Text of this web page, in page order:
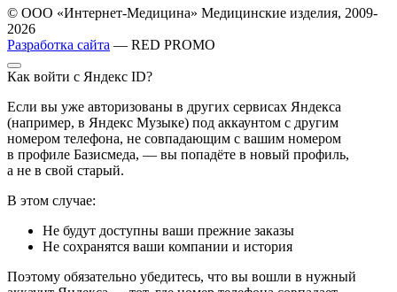
© ООО «Интернет-Медицина» Медицинские изделия, 2009-
2026
Разработка сайта — RED PROMO
Как войти с Яндекс ID?
Если вы уже авторизованы в других сервисах Яндекса
(например, в Яндекс Музыке) под аккаунтом с другим
номером телефона, не совпадающим с вашим номером
в профиле Базисмеда, — вы попадёте в новый профиль,
а не в свой старый.
В этом случае:
Не будут доступны ваши прежние заказы
Не сохранятся ваши компании и история
Поэтому обязательно убедитесь, что вы вошли в нужный